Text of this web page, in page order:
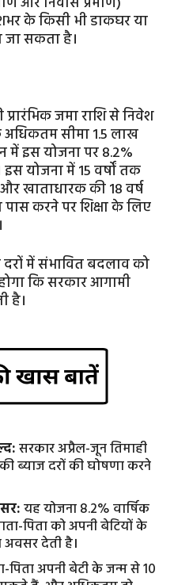
के किसी भी डाकघर या
सकता है।
जमा राशि से निवेश
सीमा 1.5 लाख
में इस योजना पर 8.2%
इस योजना में 15 वर्षों तक
खाताधारक की 18 वर्ष
पास करने पर शिक्षा के लिए
में संभावित बदलाव को
कि सरकार आगामी
है।
सरकार अप्रैल-जून तिमाही
ब्याज दरों की घोषणा करने
यह योजना 8.2% वार्षिक
पिता को अपनी बेटियों के
देती है।
पिता अपनी बेटी के जन्म से 10